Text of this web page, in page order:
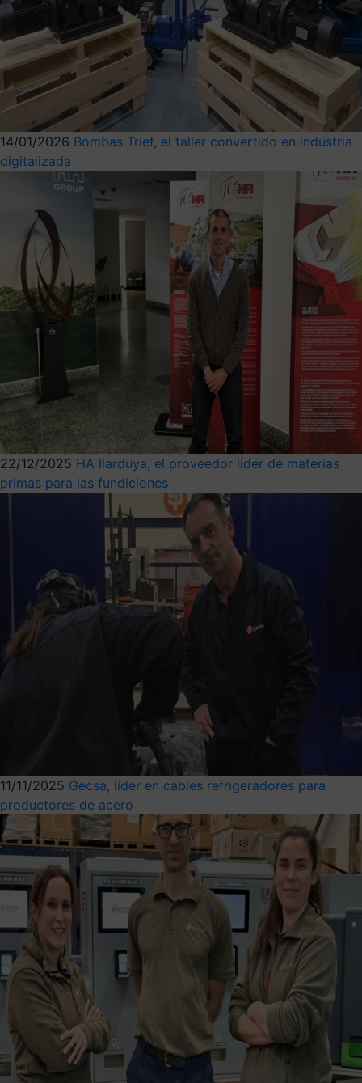
14/01/2026 Bombas Trief, el taller convertido en industria
digitalizada
22/12/2025 HA Ilarduya, el proveedor líder de materias
primas para las fundiciones
11/11/2025 Gecsa, líder en cables refrigeradores para
productores de acero